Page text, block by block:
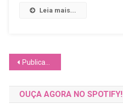
Diversidade?
Leia mais...
Navegação
por
posts
Publicações mais antigas
OUÇA AGORA NO SPOTIFY!